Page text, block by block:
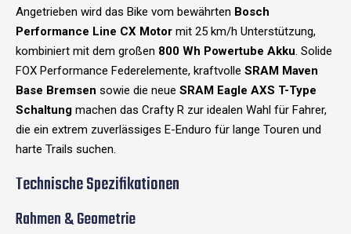
Angetrieben wird das Bike vom bewährten Bosch
Performance Line CX Motor mit 25 km/h Unterstützung,
kombiniert mit dem großen 800 Wh Powertube Akku. Solide
FOX Performance Federelemente, kraftvolle SRAM Maven
Base Bremsen sowie die neue SRAM Eagle AXS T-Type
Schaltung machen das Crafty R zur idealen Wahl für Fahrer,
die ein extrem zuverlässiges E-Enduro für lange Touren und
harte Trails suchen.
Technische Spezifikationen
Rahmen & Geometrie